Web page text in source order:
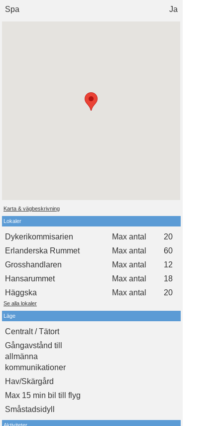
Spa
Ja
Karta & vägbeskrivning
Lokaler
Dykerikommisarien Max antal
20
Erlanderska Rummet
Max antal
60
Grosshandlaren
Max antal
12
Hansarummet
Max antal
18
Häggska
Max antal 20
Se alla lokaler
Läge
Centralt / Tätort
Gångavstånd till
allmänna
kommunikationer
Hav/Skärgård
Max 15 min bil till flyg
Småstadsidyll